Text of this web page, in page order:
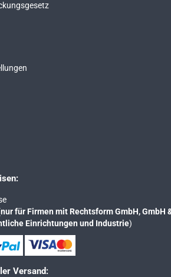
nur für Firmen mit Rechtsform GmbH, GmbH
Einrichtungen und Industrie)
Versand: